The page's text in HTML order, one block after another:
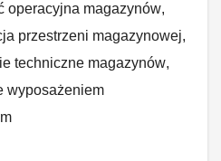
operacyjna magazynów,
przestrzeni magazynowej,
techniczne magazynów,
wyposażeniem